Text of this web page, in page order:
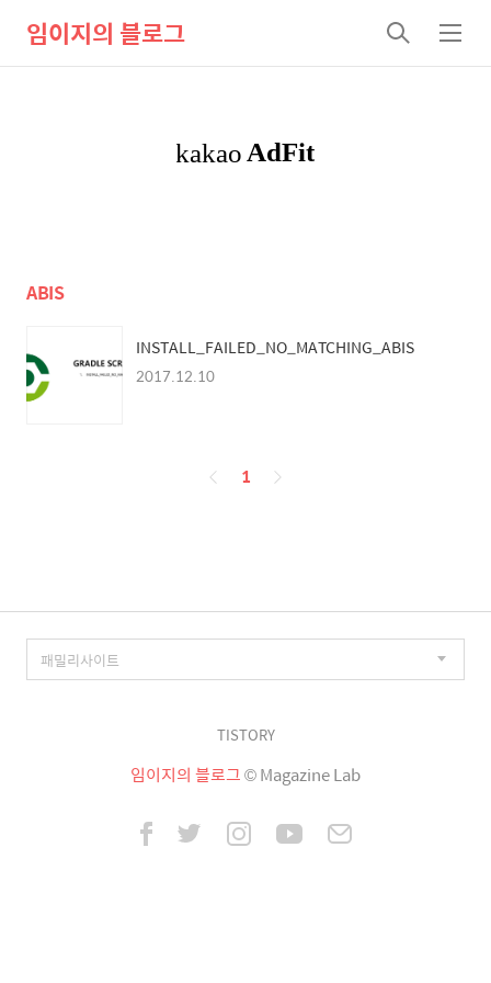
임이지의 블로그
검
색
메
뉴
ABIS
INSTALL_FAILED_NO_MATCHING_ABIS
2017.12.10
페
1
TISTORY
임이지의 블로그© Magazine Lab